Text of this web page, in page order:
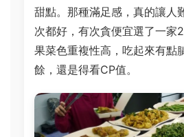
甜點。那種滿足感，真的讓人
次都好，有次貪便宜選了一家
果菜色重複性高，吃起來有點
餘，還是得看CP值。